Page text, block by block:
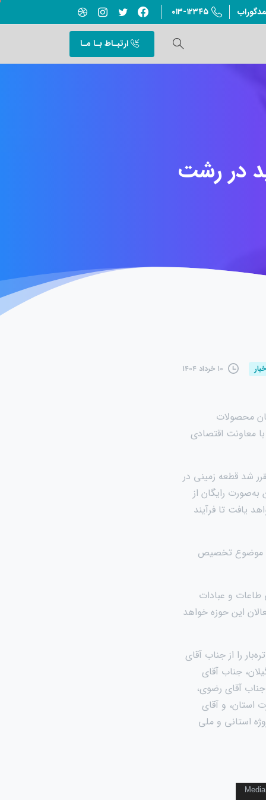
۰۱۳-۱۲۳۴۵
ارتبـاط بـا مـا
دررشت
۱۰ خرداد ۱۴۰۴
محصولات
معاونت اقتصادی
شد قطعه زمینی در
رایگان از
یافت تا فرآیند
موضوع تخصیص
طاعات و عبادات
این حوزه خواهد
را از جناب آقای
جناب آقای
آقای رضوی،
استان، و آقای
استانی و ملی